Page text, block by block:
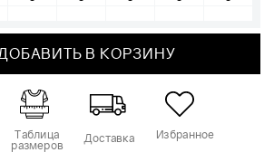
В КОРЗИНУ
Таблица
размеров
Доставка Избранное